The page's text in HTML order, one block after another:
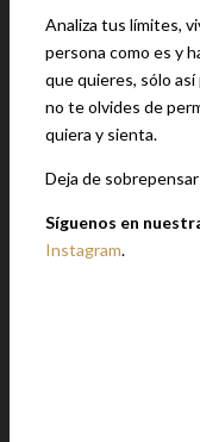
Analiza tus límites,
persona como es y
que quieres, sólo
no te olvides de
quiera y sienta.
Deja de
Síguenos en
Instagram.